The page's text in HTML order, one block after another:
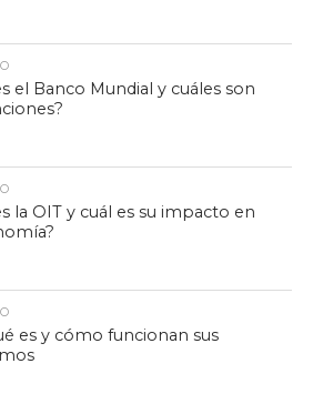
el Banco Mundial y cuáles son
la OIT y cuál es su impacto en
es y cómo funcionan sus